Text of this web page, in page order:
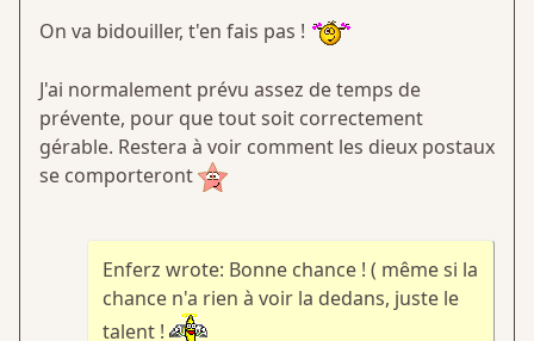
On va bidouiller, t'en fais pas !
J'ai normalement prévu assez de temps de
prévente, pour que tout soit correctement
gérable. Restera à voir comment les dieux postaux
se comporteront
Enferz wrote: Bonne chance ! ( même si la
chance n'a rien à voir la dedans, juste le
talent !